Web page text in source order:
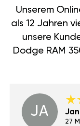
Unserem
als 12 Jahren
unsere
Dodge RAM
JA
27